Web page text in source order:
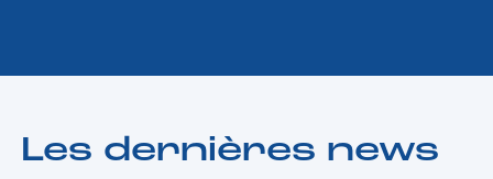
Les dernières news